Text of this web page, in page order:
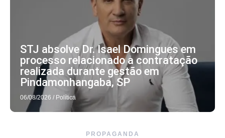
STJ absolve Dr. Isael Domingues em
processo relacionado a contratação
realizada durante gestão em
Pindamonhangaba, SP
06/08/2026 / Política
PROPAGANDA